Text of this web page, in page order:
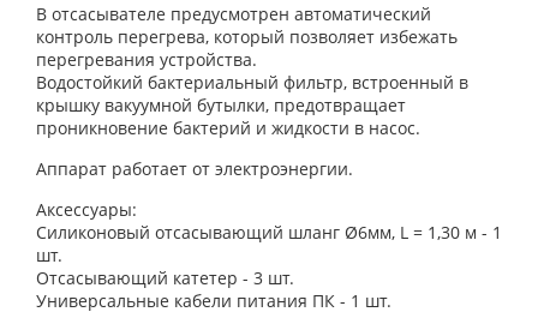
В отсасывателе предусмотрен автоматический
контроль перегрева, который позволяет избежать
перегревания устройства.
Водостойкий бактериальный фильтр, встроенный в
крышку вакуумной бутылки, предотвращает
проникновение бактерий и жидкости в насос.
Аппарат работает от электроэнергии.
Аксессуары:
Силиконовый отсасывающий шланг Ø6мм, L = 1,30 м - 1
шт.
Отсасывающий катетер - 3 шт.
Универсальные кабели питания ПК - 1 шт.